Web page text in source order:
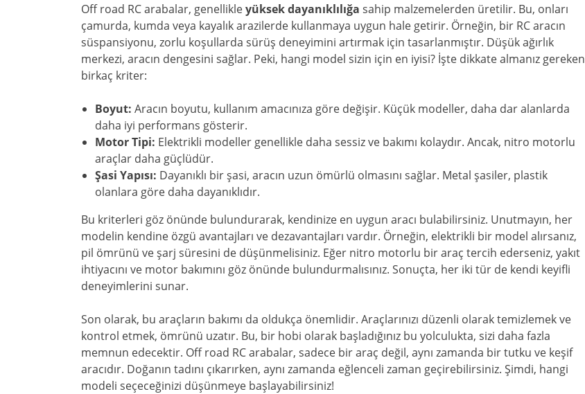
Off road RC arabalar, genellikleyüksek dayanıklılığa sahip malzemelerden üretilir. Bu, onları
çamurda, kumda veya kayalık arazilerde kullanmaya uygun hale getirir. Örneğin, bir RC aracın
süspansiyonu, zorlu koşullarda sürüş deneyimini artırmak için tasarlanmıştır. Düşük ağırlık
merkezi, aracın dengesini sağlar. Peki, hangi model sizin için en iyisi? İşte dikkate almanız gereken
birkaç kriter:
Boyut: Aracın boyutu, kullanım amacınıza göre değişir. Küçük modeller, daha dar alanlarda
daha iyi performans gösterir.
Motor Tipi: Elektrikli modeller genellikle daha sessiz ve bakımı kolaydır. Ancak, nitro motorlu
araçlar daha güçlüdür.
Şasi Yapısı: Dayanıklı bir şasi, aracın uzun ömürlü olmasını sağlar. Metal şasiler, plastik
olanlara göre daha dayanıklıdır.
Bu kriterleri göz önünde bulundurarak, kendinize en uygun aracı bulabilirsiniz. Unutmayın, her
modelin kendine özgü avantajları ve dezavantajları vardır. Örneğin, elektrikli bir model alırsanız,
pil ömrünü ve şarj süresini de düşünmelisiniz. Eğer nitro motorlu bir araç tercih ederseniz, yakıt
ihtiyacını ve motor bakımını göz önünde bulundurmalısınız. Sonuçta, her iki tür de kendi keyifli
deneyimlerini sunar.
Son olarak, bu araçların bakımı da oldukça önemlidir. Araçlarınızı düzenli olarak temizlemek ve
kontrol etmek, ömrünü uzatır. Bu, bir hobi olarak başladığınız bu yolculukta, sizi daha fazla
memnun edecektir. Off road RC arabalar, sadece bir araç değil, aynı zamanda bir tutku ve keşif
aracıdır. Doğanın tadını çıkarırken, aynı zamanda eğlenceli zaman geçirebilirsiniz. Şimdi, hangi
modeli seçeceğinizi düşünmeye başlayabilirsiniz!